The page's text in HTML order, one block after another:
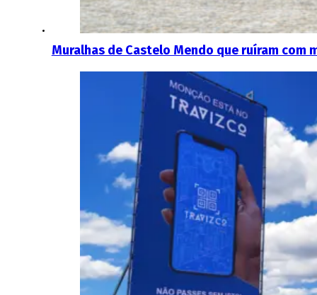
Muralhas de Castelo Mendo que ruíram com